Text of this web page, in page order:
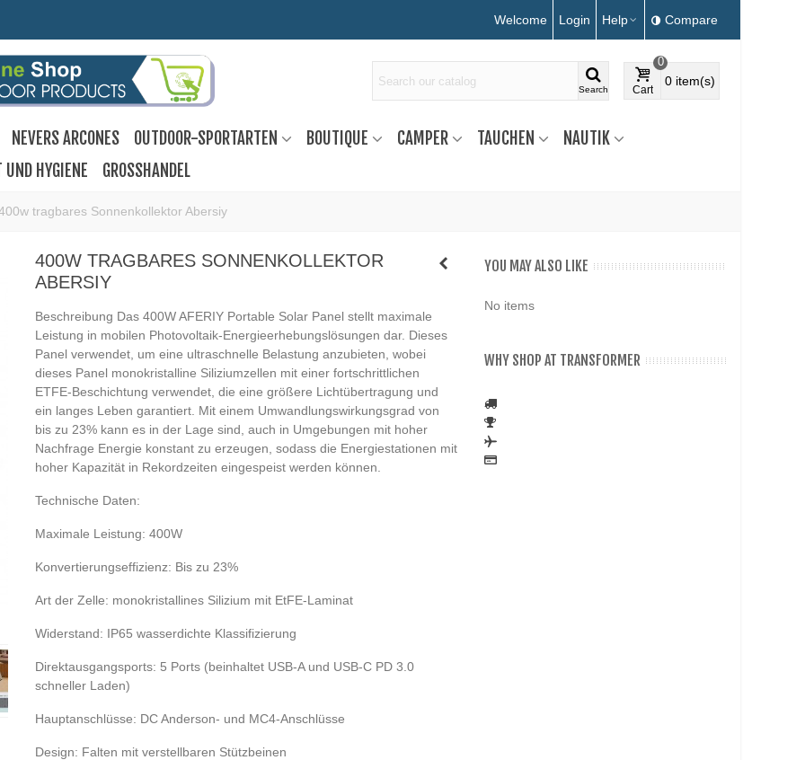
Welcome Login Help Compare
Search Cart
0
0 item(s)
NEVERS ARCONES OUTDOOR-SPORTARTEN BOUTIQUE CAMPER TAUCHEN
NAUTIK
HYGIENE GROSSHANDEL
tragbares Sonnenkollektor Abersiy
400W TRAGBARES SONNENKOLLEKTOR
ABERSIY
Beschreibung Das 400W AFERIY Portable Solar Panel stellt maximale
Leistung in mobilen Photovoltaik-Energieerhebungslösungen dar. Dieses
Panel verwendet, um eine ultraschnelle Belastung anzubieten, wobei
dieses Panel monokristalline Siliziumzellen mit einer fortschrittlichen
ETFE-Beschichtung verwendet, die eine größere Lichtübertragung und
ein langes Leben garantiert. Mit einem Umwandlungswirkungsgrad von
bis zu 23% kann es in der Lage sind, auch in Umgebungen mit hoher
Nachfrage Energie konstant zu erzeugen, sodass die Energiestationen mit
hoher Kapazität in Rekordzeiten eingespeist werden können.
Technische Daten:
Maximale Leistung: 400W
Konvertierungseffizienz: Bis zu 23%
Art der Zelle: monokristallines Silizium mit EtFE-Laminat
Widerstand: IP65 wasserdichte Klassifizierung
Direktausgangsports: 5 Ports (beinhaltet USB-A und USB-C PD 3.0
schneller Laden)
Hauptanschlüsse: DC Anderson- und MC4-Anschlüsse
Design: Falten mit verstellbaren Stützbeinen
YOU MAY ALSO LIKE
No items
WHY SHOP AT TRANSFORMER